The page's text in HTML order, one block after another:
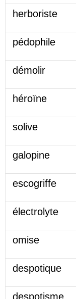
herboriste
pédophile
démolir
héroïne
solive
galopine
escogriffe
électrolyte
omise
despotique
despotisme